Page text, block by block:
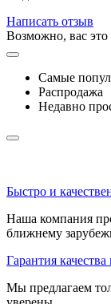
Написать отзыв
Возможно, вас это
Самые
Распродажа
Недавно
Быстро и
Наша компания
ближнему
Гарантия
Мы предлагаем